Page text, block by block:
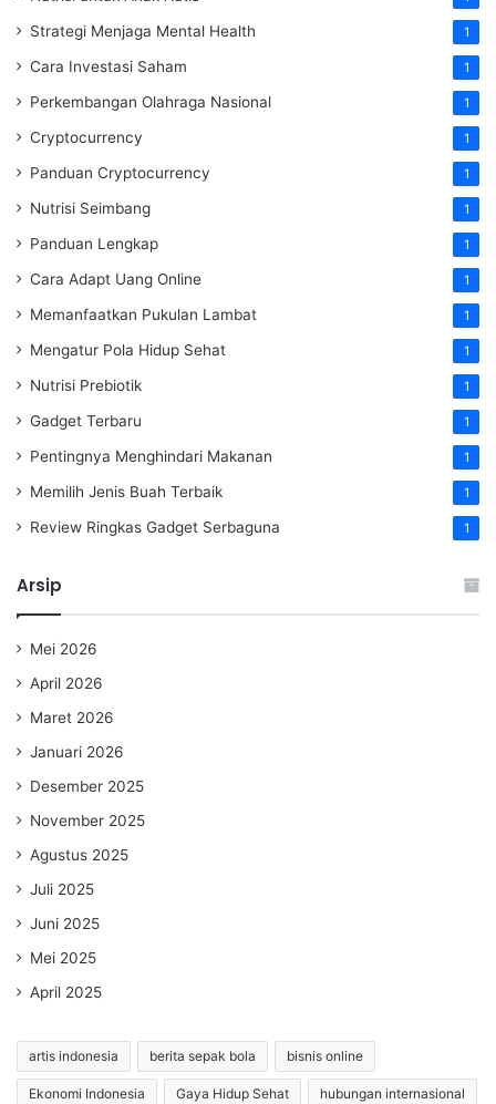
Strategi Menjaga Mental Health 1
Cara Investasi Saham 1
Perkembangan Olahraga Nasional 1
Cryptocurrency 1
Panduan Cryptocurrency 1
Nutrisi Seimbang 1
Panduan Lengkap 1
Cara Adapt Uang Online 1
Memanfaatkan Pukulan Lambat 1
Mengatur Pola Hidup Sehat 1
Nutrisi Prebiotik 1
Gadget Terbaru 1
Pentingnya Menghindari Makanan 1
Memilih Jenis Buah Terbaik 1
Review Ringkas Gadget Serbaguna 1
Arsip
Mei 2026
April 2026
Maret 2026
Januari 2026
Desember 2025
November 2025
Agustus 2025
Juli 2025
Juni 2025
Mei 2025
April 2025
artis indonesia berita sepak bola bisnis online
Ekonomi Indonesia Gaya Hidup Sehat hubungan internasional